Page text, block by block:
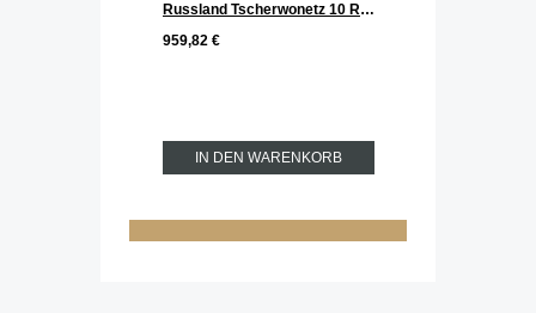
Russland Tscherwonetz 10 Rubel Goldmünze
959,82 €
IN DEN WARENKORB